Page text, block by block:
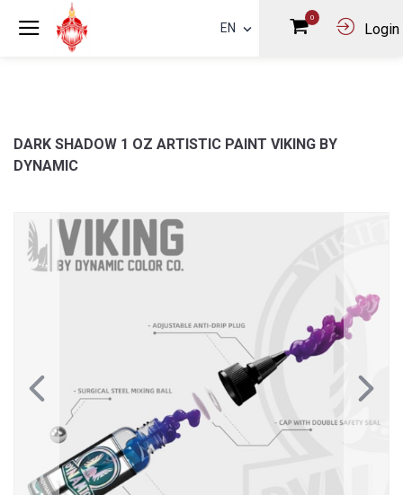
EN
0
Login
DARK SHADOW 1 OZ ARTISTIC PAINT VIKING BY
DYNAMIC